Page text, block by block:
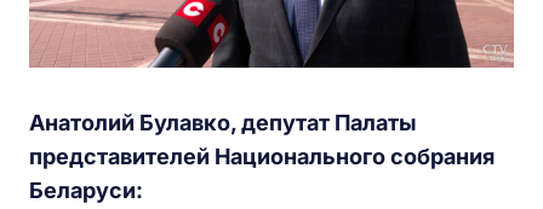
Анатолий Булавко, депутат Палаты
представителей Национального собрания
Беларуси: